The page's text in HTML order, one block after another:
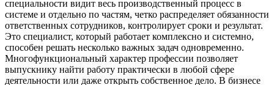
специальности видит весь производственный процесс в
системе и отдельно по частям, четко распределяет обязанности
ответственных сотрудников, контролирует сроки и результат.
Это специалист, который работает комплексно и системно,
способен решать несколько важных задач одновременно.
Многофункциональный характер профессии позволяет
выпускнику найти работу практически в любой сфере
деятельности или даже открыть собственное дело. В бизнесе